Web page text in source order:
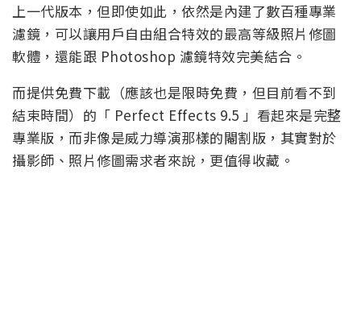
上一代版本，但即使如此，依然是內建了數百種專業
濾鏡，可以讓用戶自由組合特效的最高等級照片修圖
軟體，還能跟 Photoshop 濾鏡特效完美結合。
而提供免費下載（應該也是限時免費，但目前看不到
結束時間）的「 Perfect Effects 9.5 」看起來是完整
專業版，而非像是威力導演那樣的閹割版，其實對於
攝影師、照片修圖需求者來說，更值得收藏。